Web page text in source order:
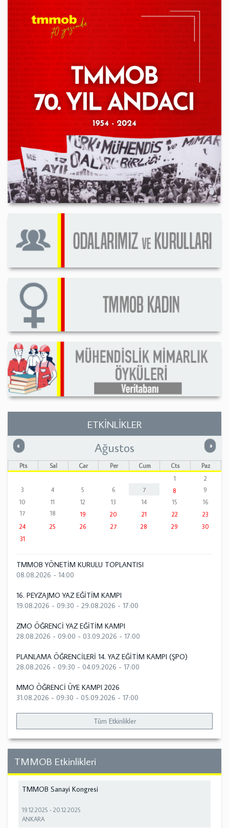
ETKİNLİKLER
« Önceki »
Ağustos
Pts Sal Çar Per Cum Cts
Paz
1
2
3
4 5 6 7 8
9
10
11 12 13 14 15
16
17
18 19 20 21 22
23
24
25 26 27 28 29
30
31
TMMOB YÖNETİM KURULU TOPLANTISI
08.08.2026 - 14:00
16. PEYZAJMO YAZ EĞİTİM KAMPI
19.08.2026 - 09:30 - 29.08.2026 - 17:00
ZMO ÖĞRENCİ YAZ EĞİTİM KAMPI
28.08.2026 - 09:00 - 03.09.2026 - 17:00
PLANLAMA ÖĞRENCİLERİ 14. YAZ EĞİTİM KAMPI (ŞPO)
28.08.2026 - 09:30 - 04.09.2026 - 17:00
MMO ÖĞRENCİ ÜYE KAMPI 2026
31.08.2026 - 09:30 - 05.09.2026 - 17:00
Tüm Etkinlikler
TMMOB Etkinlikleri
TMMOB Sanayi Kongresi
19.12.2025 -20.12.2025
ANKARA